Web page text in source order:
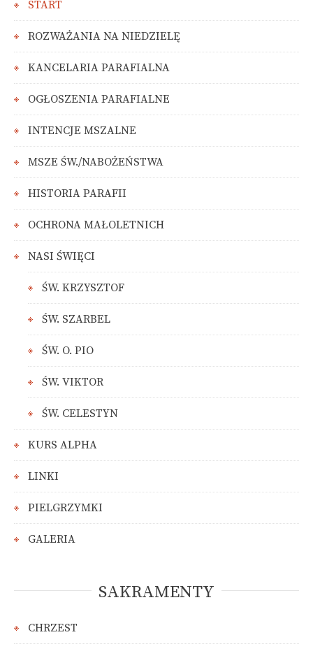
START
ROZWAŻANIA NA NIEDZIELĘ
KANCELARIA PARAFIALNA
OGŁOSZENIA PARAFIALNE
INTENCJE MSZALNE
MSZE ŚW./NABOŻEŃSTWA
HISTORIA PARAFII
OCHRONA MAŁOLETNICH
NASI ŚWIĘCI
ŚW. KRZYSZTOF
ŚW. SZARBEL
ŚW. O. PIO
ŚW. VIKTOR
ŚW. CELESTYN
KURS ALPHA
LINKI
PIELGRZYMKI
GALERIA
SAKRAMENTY
CHRZEST